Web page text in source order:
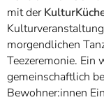
mit der
morgendlichen
Teezeremonie. Ein
gemeinschaftlich
Bewohner:innen